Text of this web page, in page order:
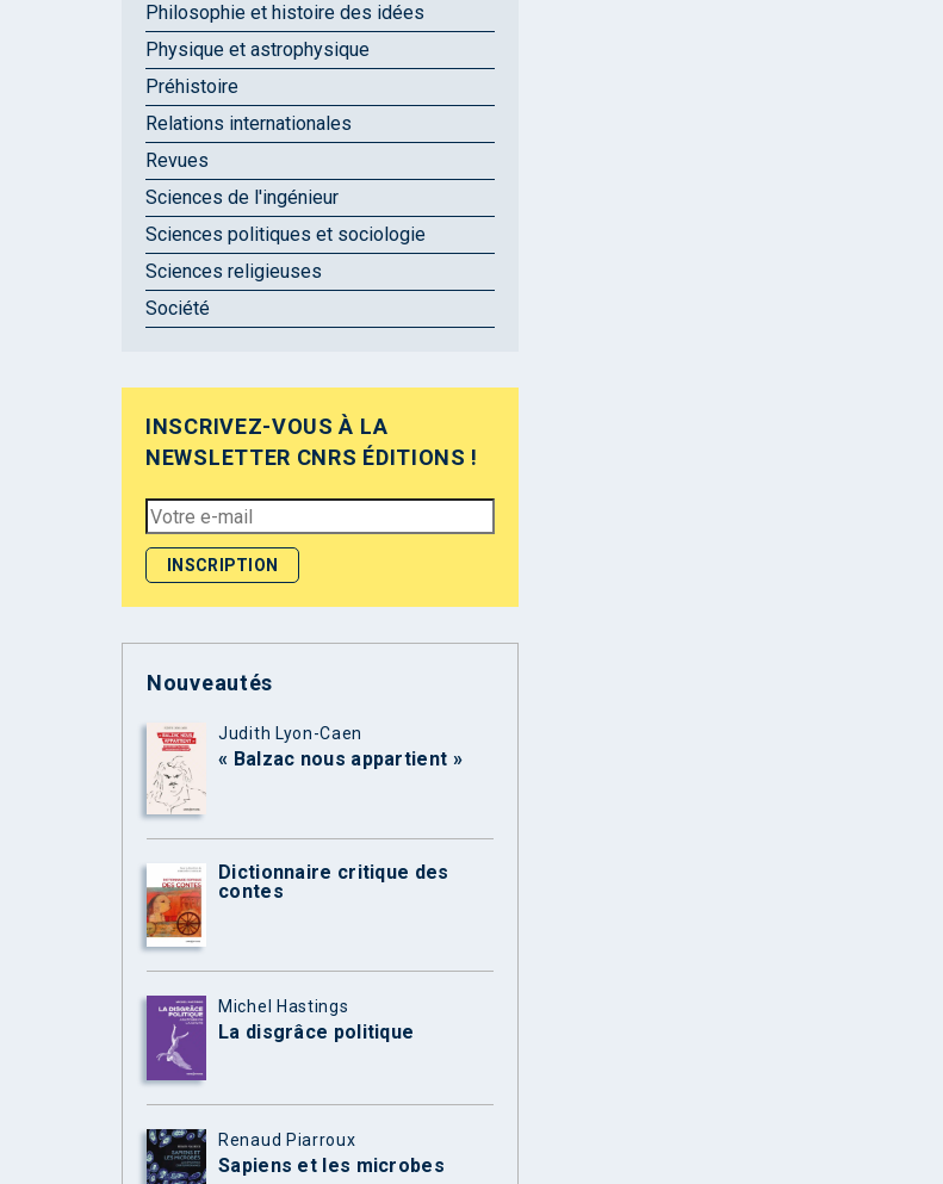
Philosophie et histoire des idées
Physique et astrophysique
Préhistoire
Relations internationales
Revues
Sciences de l'ingénieur
Sciences politiques et sociologie
Sciences religieuses
Société
INSCRIVEZ-VOUS À LA
NEWSLETTER CNRS ÉDITIONS !
Nouveautés
Judith Lyon-Caen
« Balzac nous appartient »
Dictionnaire critique des
contes
Michel Hastings
La disgrâce politique
Renaud Piarroux
Sapiens et les microbes